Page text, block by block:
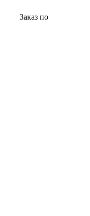
Заказ по